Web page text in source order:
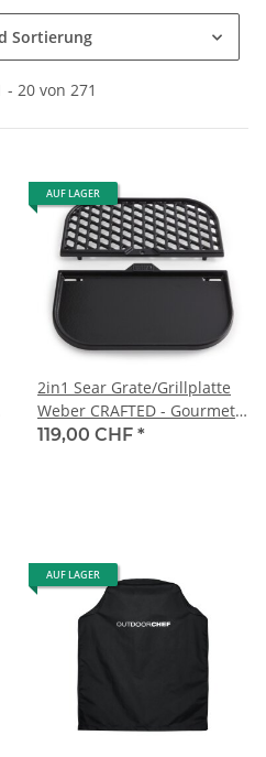
Sortierung
- 20 von 271
AUF LAGER
2in1 Sear Grate/Grillplatte
Weber CRAFTED - Gourmet
BBQ System
119,00 CHF *
AUF LAGER